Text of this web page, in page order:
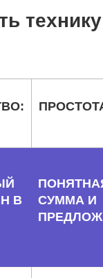
технику
В
СУММА И